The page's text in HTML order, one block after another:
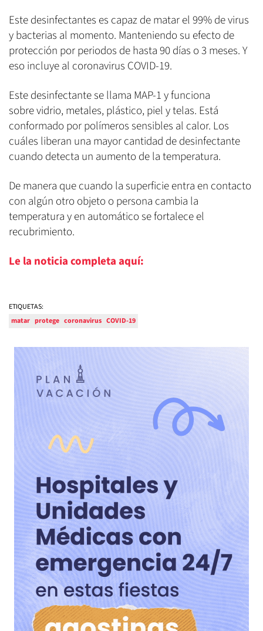
Este desinfectantes es capaz de matar el 99% de virus
y bacterias al momento. Manteniendo su efecto de
protección por periodos de hasta 90 días o 3 meses. Y
eso incluye al coronavirus COVID-19.
Este desinfectante se llama MAP-1 y funciona
sobre vidrio, metales, plástico, piel y telas. Está
conformado por polímeros sensibles al calor. Los
cuáles liberan una mayor cantidad de desinfectante
cuando detecta un aumento de la temperatura.
De manera que cuando la superficie entra en contacto
con algún otro objeto o persona cambia la
temperatura y en automático se fortalece el
recubrimiento.
Le la noticia completa aquí:
ETIQUETAS:
matar protege coronavirus COVID-19